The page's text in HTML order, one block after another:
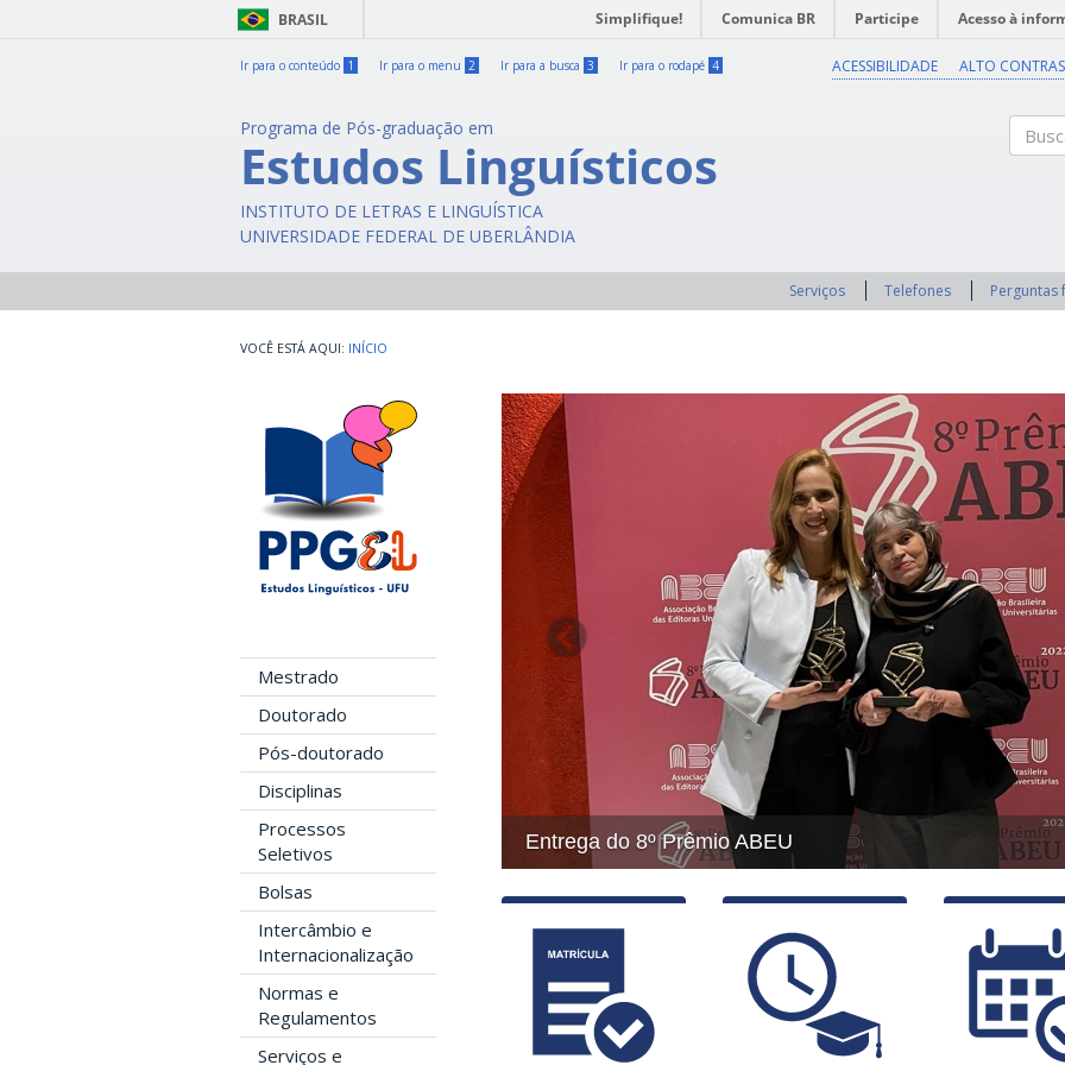
BRASIL Simplifique! Comunica BR Participe Acesso à
Ir para o conteúdo 1 Ir para o menu 2 Ir para a busca 3 Ir para o rodapé 4 ACESSIBILIDADE ALTO
Programa de Pós-graduação em
Estudos Linguísticos
INSTITUTO DE LETRAS E LINGUÍSTICA
UNIVERSIDADE FEDERAL DE UBERLÂNDIA
Serviços Telefones Perguntas
INÍCIO
Mestrado
Doutorado
Pós-doutorado
Disciplinas
Processos
Seletivos
Bolsas
Intercâmbio e
Internacionalização
Normas e
Regulamentos
Serviços e
Entrega do 8º Prêmio ABEU Arquivo LOGO
Previous